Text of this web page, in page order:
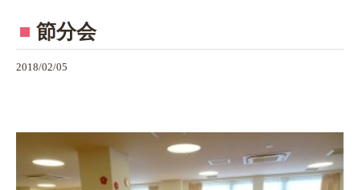
節分会
2018/02/05